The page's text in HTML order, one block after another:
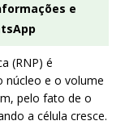
e
(RNP) é
núcleo e o volume
pelo fato de o
a célula cresce.